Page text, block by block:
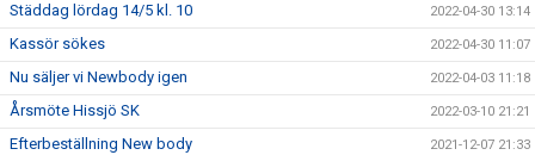
Städdag lördag 14/5 kl. 10 2022-04-30 13:14
Kassör sökes 2022-04-30 11:07
Nu säljer vi Newbody igen 2022-04-03 11:18
Årsmöte Hissjö SK 2022-03-10 21:21
Efterbeställning New body 2021-12-07 21:33